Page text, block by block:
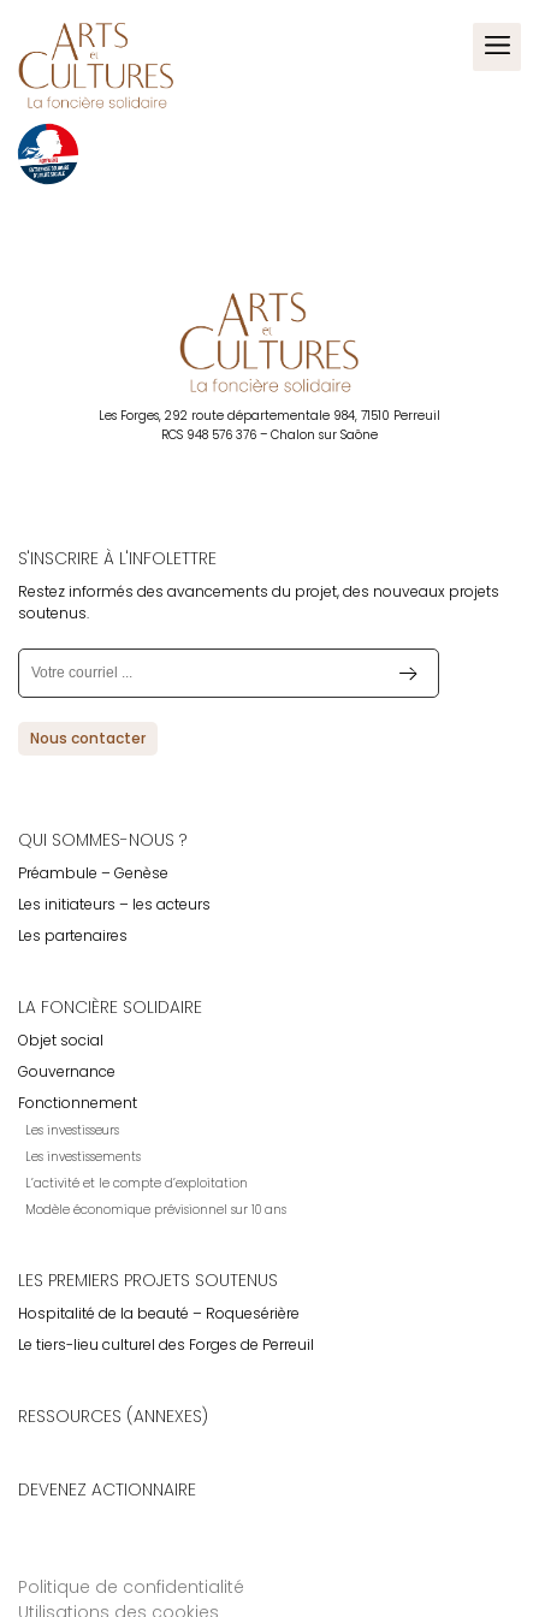
Les Forges, 292 route départementale 984, 71510 Perreuil
RCS 948 576 376 – Chalon sur Saône
S'INSCRIRE À L'INFOLETTRE
Restez informés des avancements du projet, des nouveaux projets
soutenus.
Nous contacter
QUI SOMMES-NOUS ?
Préambule – Genèse
Les initiateurs – les acteurs
Les partenaires
LA FONCIÈRE SOLIDAIRE
Objet social
Gouvernance
Fonctionnement
Les investisseurs
Les investissements
L’activité et le compte d’exploitation
Modèle économique prévisionnel sur 10 ans
LES PREMIERS PROJETS SOUTENUS
Hospitalité de la beauté – Roquesérière
Le tiers-lieu culturel des Forges de Perreuil
RESSOURCES (ANNEXES)
DEVENEZ ACTIONNAIRE
Politique de confidentialité
Utilisations des cookies